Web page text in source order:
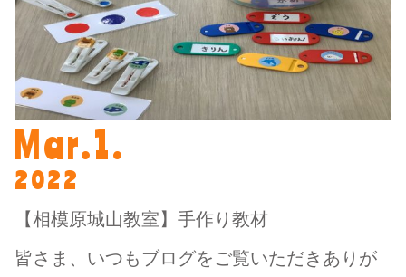
Mar.1.
2022
【相模原城山教室】手作り教材
皆さま、いつもブログをご覧いただきありが